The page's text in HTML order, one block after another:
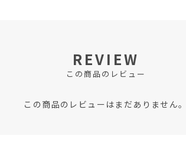
REVIEW
この商品のレビュー
この商品のレビューはまだありません。